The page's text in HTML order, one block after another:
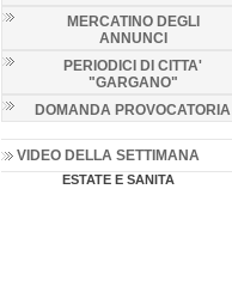
MERCATINO DEGLI
ANNUNCI
PERIODICI DI CITTA'
"GARGANO"
DOMANDA PROVOCATORIA
VIDEO DELLA SETTIMANA
ESTATE E SANITA